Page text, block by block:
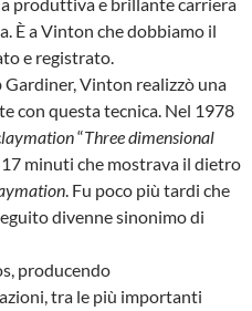
È a Vinton che dobbiamo il
e registrato.
Vinton realizzò una
con questa tecnica. Nel 1978
laymation“Three dimensional
minuti che mostrava il dietro
. Fu poco più tardi che
divenne sinonimo di
producendo
tra le più importanti